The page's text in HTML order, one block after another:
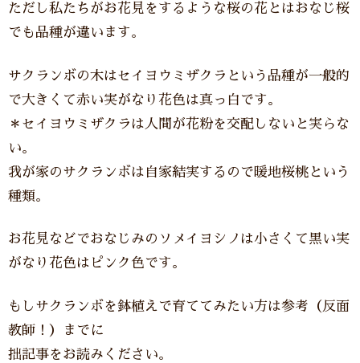
ただし私たちがお花見をするような桜の花とはおなじ桜
でも品種が違います。
サクランボの木はセイヨウミザクラという品種が一般的
で大きくて赤い実がなり花色は真っ白です。
＊セイヨウミザクラは人間が花粉を交配しないと実らな
い。
我が家のサクランボは自家結実するので暖地桜桃という
種類。
お花見などでおなじみのソメイヨシノは小さくて黒い実
がなり花色はピンク色です。
もしサクランボを鉢植えで育ててみたい方は参考（反面
教師！）までに
拙記事をお読みください。